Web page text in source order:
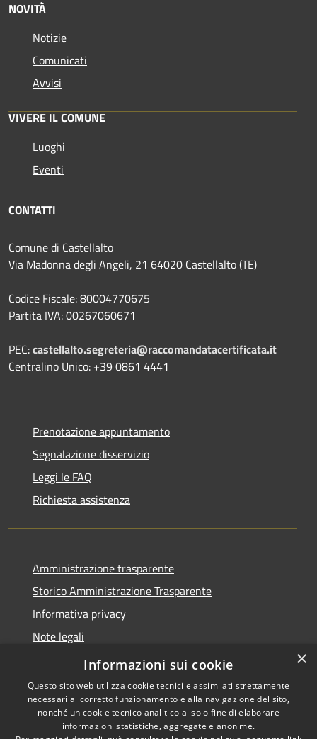
NOVITÀ
Notizie
Comunicati
Avvisi
VIVERE IL COMUNE
Luoghi
Eventi
CONTATTI
Comune di Castellalto
Via Madonna degli Angeli, 21 64020 Castellalto (TE)
Codice Fiscale: 80004770675
Partita IVA: 00267060671
PEC:castellalto.segreteria@raccomandatacertificata.it
Centralino Unico: +39 0861 4441
Prenotazione appuntamento
Segnalazione disservizio
Leggi le FAQ
Richiesta assistenza
Amministrazione trasparente
Storico Amministrazione Trasparente
Informativa privacy
Note legali
Dichiarazione di accessibilità
Copyright © 2026 • Comune di
×
Informazioni sui cookie
Questo sito web utilizza cookie tecnici e assimilati strettamente
necessari al corretto funzionamento e alla navigazione del sito,
nonché un cookie tecnico analitico al solo fine di elaborare
informazioni statistiche, aggregate e anonime.